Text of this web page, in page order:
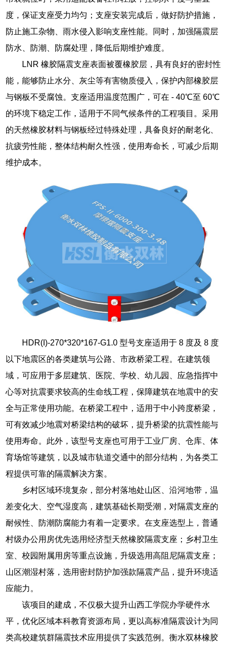
度，保证支座受力均匀；支座安装完成后，做好防护措施，
防止施工杂物、雨水侵入影响支座性能。同时，加强隔震层
防水、防潮、防腐处理，降低后期维护难度。
LNR 橡胶隔震支座表面被覆橡胶层，具有良好的密封性
能，能够防止水分、灰尘等有害物质侵入，保护内部橡胶层
与钢板不受腐蚀。支座适用温度范围广，可在 - 40℃至 60℃
的环境下稳定工作，适用于不同气候条件的工程项目。采用
的天然橡胶材料与钢板经过特殊处理，具备良好的耐老化、
抗疲劳性能，整体结构耐久性强，使用寿命长，可减少后期
维护成本。
HDR(I)-270*320*167-G1.0 型号支座适用于 8 度及 8 度
以下地震区的各类建筑与公路、市政桥梁工程。在建筑领
域，可应用于多层建筑、医院、学校、幼儿园、应急指挥中
心等对抗震要求较高的生命线工程，保障建筑在地震中的安
全与正常使用功能。在桥梁工程中，适用于中小跨度桥梁，
可有效减少地震对桥梁结构的破坏，提升桥梁的抗震性能与
使用寿命。此外，该型号支座也可用于工业厂房、仓库、体
育场馆等建筑，以及城市轨道交通中的部分结构，为各类工
程提供可靠的隔震解决方案。
乡村区域环境复杂，部分村落地处山区、沿河地带，温
差变化大、空气湿度高，建筑基础长期受潮，对隔震支座的
耐候性、防潮防腐能力有着一定要求。在支座选型上，普通
村级办公用房优先选用经济型天然橡胶隔震支座；乡村卫生
室、校园附属用房等重点设施，升级选用高阻尼隔震支座；
山区潮湿村落，选用密封防护加强款隔震产品，提升环境适
应能力。
该项目的建成，不仅极大提升山西工学院办学硬件水
平，优化区域本科教育资源布局，更以高标准隔震设计为同
类高校建筑群隔震技术应用提供了实践范例。衡水双林橡胶